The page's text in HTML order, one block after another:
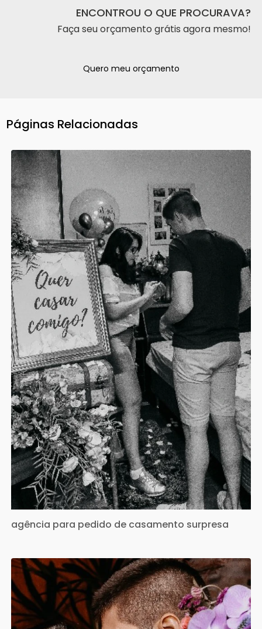
ENCONTROU O QUE PROCURAVA?
Faça seu orçamento grátis agora mesmo!
Quero meu orçamento
Páginas Relacionadas
agência para pedido de casamento surpresa